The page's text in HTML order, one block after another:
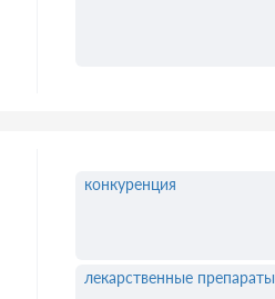
конкуренция
лекарственные препараты